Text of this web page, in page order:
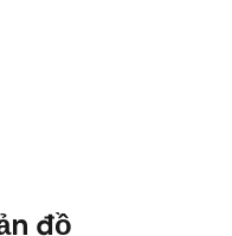
đồ